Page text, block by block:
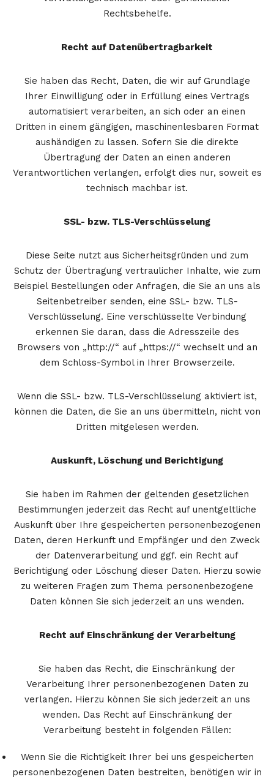
Rechtsbehelfe.
Recht auf Daten­übertrag­barkeit
Sie haben das Recht, Daten, die wir auf Grundlage
Ihrer Einwilligung oder in Erfüllung eines Vertrags
automatisiert verarbeiten, an sich oder an einen
Dritten in einem gängigen, maschinenlesbaren Format
aushändigen zu lassen. Sofern Sie die direkte
Übertragung der Daten an einen anderen
Verantwortlichen verlangen, erfolgt dies nur, soweit es
technisch machbar ist.
SSL- bzw. TLS-Verschlüsselung
Diese Seite nutzt aus Sicherheitsgründen und zum
Schutz der Übertragung vertraulicher Inhalte, wie zum
Beispiel Bestellungen oder Anfragen, die Sie an uns als
Seitenbetreiber senden, eine SSL- bzw. TLS-
Verschlüsselung. Eine verschlüsselte Verbindung
erkennen Sie daran, dass die Adresszeile des
Browsers von „http://“ auf „https://“ wechselt und an
dem Schloss-Symbol in Ihrer Browserzeile.
Wenn die SSL- bzw. TLS-Verschlüsselung aktiviert ist,
können die Daten, die Sie an uns übermitteln, nicht von
Dritten mitgelesen werden.
Auskunft, Löschung und Berichtigung
Sie haben im Rahmen der geltenden gesetzlichen
Bestimmungen jederzeit das Recht auf unentgeltliche
Auskunft über Ihre gespeicherten personenbezogenen
Daten, deren Herkunft und Empfänger und den Zweck
der Datenverarbeitung und ggf. ein Recht auf
Berichtigung oder Löschung dieser Daten. Hierzu sowie
zu weiteren Fragen zum Thema personenbezogene
Daten können Sie sich jederzeit an uns wenden.
Recht auf Einschränkung der Verarbeitung
Sie haben das Recht, die Einschränkung der
Verarbeitung Ihrer personenbezogenen Daten zu
verlangen. Hierzu können Sie sich jederzeit an uns
wenden. Das Recht auf Einschränkung der
Verarbeitung besteht in folgenden Fällen:
Wenn Sie die Richtigkeit Ihrer bei uns gespeicherten
personenbezogenen Daten bestreiten, benötigen wir in